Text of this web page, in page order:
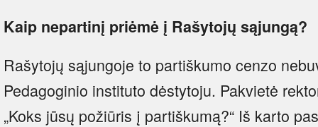
Kaip nepartinį priėmė į Rašytojų sąjungą?
Rašytojų sąjungoje to partiškumo cenzo
Pedagoginio instituto dėstytoju. Pakvietė
„Koks jūsų požiūris į partiškumą?“ Iš karto